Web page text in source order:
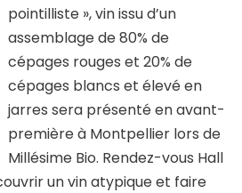
pointilliste », vin issu d’un
assemblage de 80% de
cépages rouges et 20% de
cépages blancs et élevé en
jarres sera présenté en avant-
première à Montpellier lors de
Millésime Bio. Rendez-vous Hall
un vin atypique et faire